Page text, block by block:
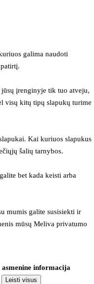
galima naudoti
jūsų įrenginyje tik tuo atveju,
visų kitų tipų slapukų turime
Kai kuriuos slapukus
šalių tarnybos.
bet kada keisti arba
mumis galite susisiekti ir
mūsų Meliva privatumo
informacija
Leisti visus